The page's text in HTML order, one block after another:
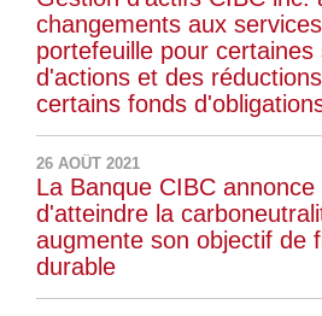
changements aux
portefeuille pour certaines
d'actions et des
certains fonds
26 AOÛT 2021
La Banque CIBC
d'atteindre la
augmente son objectif de
durable